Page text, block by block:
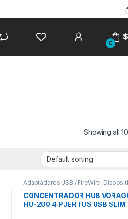
0
$
Showing all
Adaptadores USB / FireWire,
CONCENTRADOR HUB
HU-200 4 PUERTOS USB SLIM